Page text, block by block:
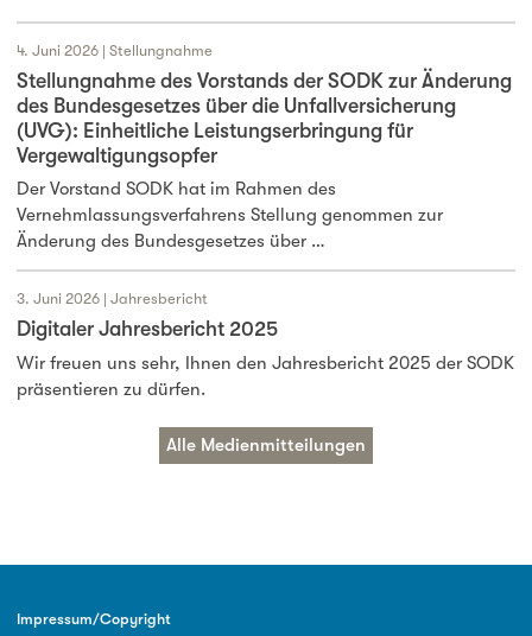
4. Juni 2026 | Stellungnahme
Stellungnahme des Vorstands der SODK zur Änderung
des Bundesgesetzes über die Unfallversicherung
(UVG): Einheitliche Leistungserbringung für
Vergewaltigungsopfer
Der Vorstand SODK hat im Rahmen des
Vernehmlassungsverfahrens Stellung genommen zur
Änderung des Bundesgesetzes über …
3. Juni 2026 | Jahresbericht
Digitaler Jahresbericht 2025
Wir freuen uns sehr, Ihnen den Jahresbericht 2025 der SODK
präsentieren zu dürfen.
Alle Medienmitteilungen
Impressum/Copyright